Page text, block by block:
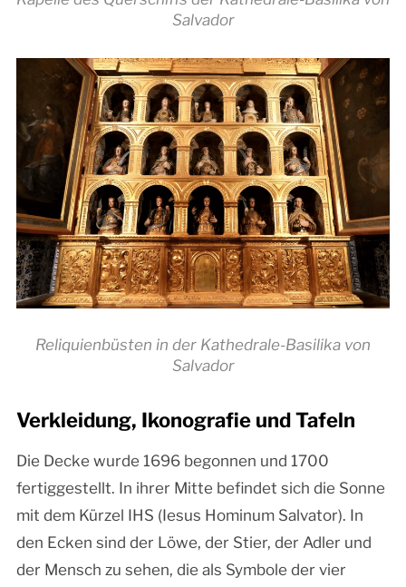
Salvador
Reliquienbüsten in der Kathedrale-Basilika von
Salvador
Verkleidung, Ikonografie und Tafeln
Die Decke wurde 1696 begonnen und 1700
fertiggestellt. In ihrer Mitte befindet sich die Sonne
mit dem Kürzel IHS (Iesus Hominum Salvator). In
den Ecken sind der Löwe, der Stier, der Adler und
der Mensch zu sehen, die als Symbole der vier